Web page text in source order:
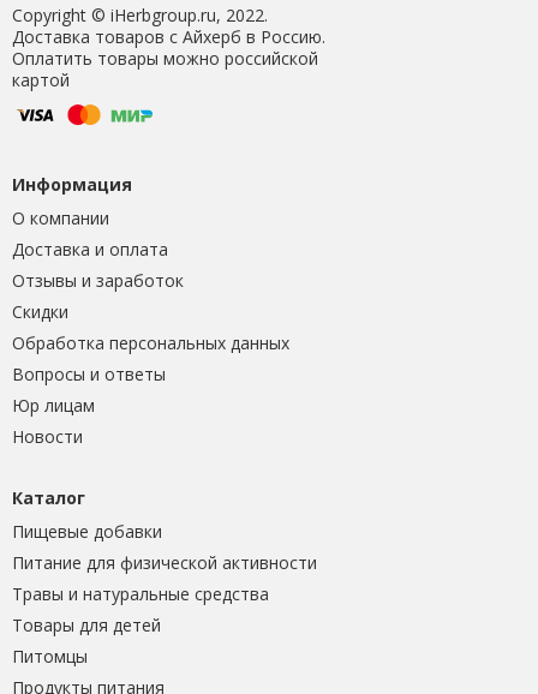
Copyright © iHerbgroup.ru, 2022.
Доставка товаров с Айхерб в Россию.
Оплатить товары можно российской
картой
Информация
О компании
Доставка и оплата
Отзывы и заработок
Скидки
Обработка персональных данных
Вопросы и ответы
Юр лицам
Новости
Каталог
Пищевые добавки
Питание для физической активности
Травы и натуральные средства
Товары для детей
Питомцы
Продукты питания